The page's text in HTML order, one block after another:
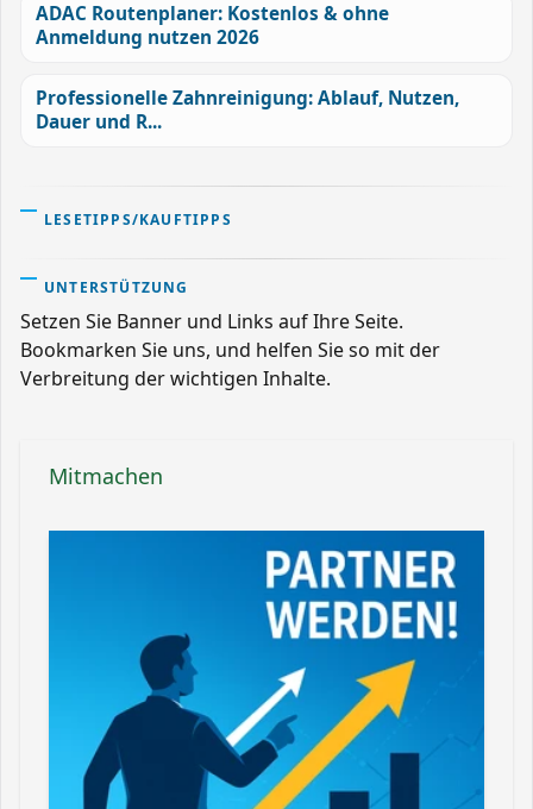
ADAC Routenplaner: Kostenlos & ohne
Anmeldung nutzen 2026
Professionelle Zahnreinigung: Ablauf, Nutzen,
Dauer und R...
LESETIPPS/KAUFTIPPS
UNTERSTÜTZUNG
Setzen Sie Banner und Links auf Ihre Seite.
Bookmarken Sie uns, und helfen Sie so mit der
Verbreitung der wichtigen Inhalte.
Mitmachen